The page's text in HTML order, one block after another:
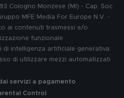
Cologno Monzese (MI) - Cap. Soc.
MFE Media For Europe N.V. -
ai contenuti trasmessi e/o
funzionale
di intelligenza artificiale generativa.
di utilizzare mezzi automatizzati
servizi a pagamento
Control